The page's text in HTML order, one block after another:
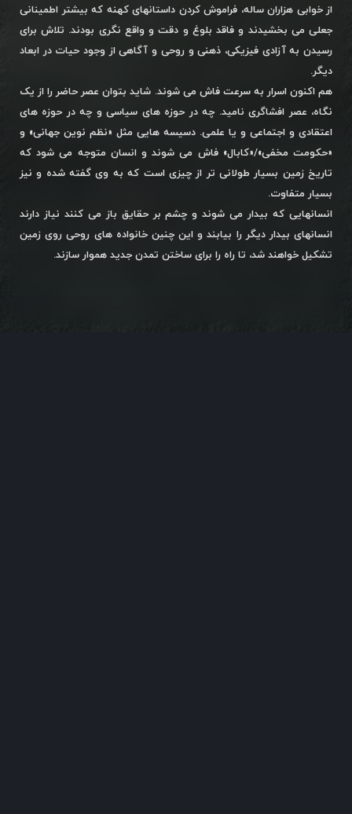
از خوابی هزاران ساله، فراموش کردن داستانهای کهنه که بیشتر اطمینانی
جعلی می بخشیدند و فاقد بلوغ و دقت و واقع نگری بودند. تلاش برای
رسیدن به آزادی فیزیکی، ذهنی و روحی و آگاهی از وجود حیات در ابعاد
دیگر.
هم اکنون اسرار به سرعت فاش می شوند. شاید بتوان عصر حاضر را از یک
نگاه، عصر افشاگری نامید. چه در حوزه های سیاسی و چه در حوزه های
اعتقادی و اجتماعی و یا علمی. دسیسه هایی مثل «نظم نوین جهانی» و
«حکومت مخفی»/«کابال» فاش می شوند و انسان متوجه می شود که
تاریخ زمین بسیار طولانی تر از چیزی است که به وی گفته شده و نیز
بسیار متفاوت.
انسانهایی که بیدار می شوند و چشم بر حقایق باز می کنند نیاز دارند
انسانهای بیدار دیگر را بیابند و این چنین خانواده های روحی روی زمین
تشکیل خواهند شد، تا راه را برای ساختن تمدن جدید هموار سازند.